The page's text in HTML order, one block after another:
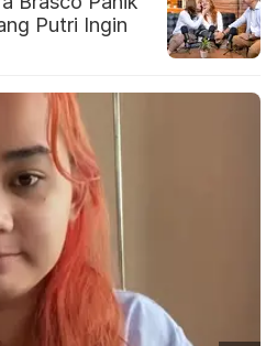
Putri Ingin